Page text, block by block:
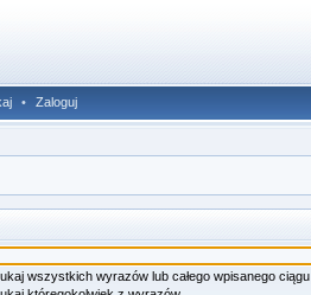
• Zaloguj
wszystkich wyrazów lub całego wpisanego ciągu